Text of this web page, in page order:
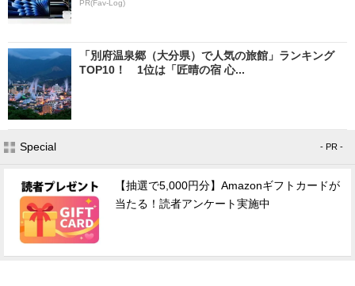
PR(Fav-Log)
「別府温泉郷（大分県）で人気の旅館」ランキング
TOP10！ 1位は「匠晴の宿 心...
Special - PR -
【抽選で5,000円分】Amazonギフトカードが
当たる！読者アンケート実施中